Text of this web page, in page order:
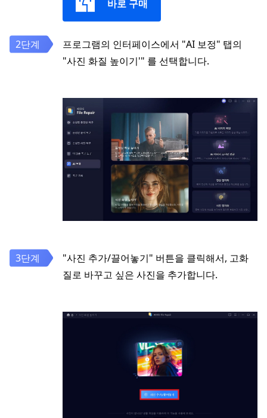
바로 구매
프로그램의 인터페이스에서 "AI 보정" 탭의
"사진 화질 높이기'" 를 선택합니다.
"사진 추가/끌어놓기" 버튼을 클릭해서, 고화
질로 바꾸고 싶은 사진을 추가합니다.